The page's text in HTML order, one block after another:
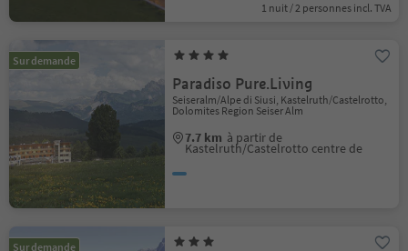
1 nuit / 2 personnes incl. TVA
Sur demande
Paradiso Pure.Living
Seiseralm/Alpe di Siusi, Kastelruth/Castelrotto,
Dolomites Region Seiser Alm
7.7 km à partir de
Kastelruth/Castelrotto centre de
Sur demande